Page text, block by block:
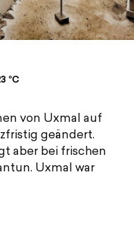
°C
von Uxmal auf
geändert.
aber bei frischen
Uxmal war